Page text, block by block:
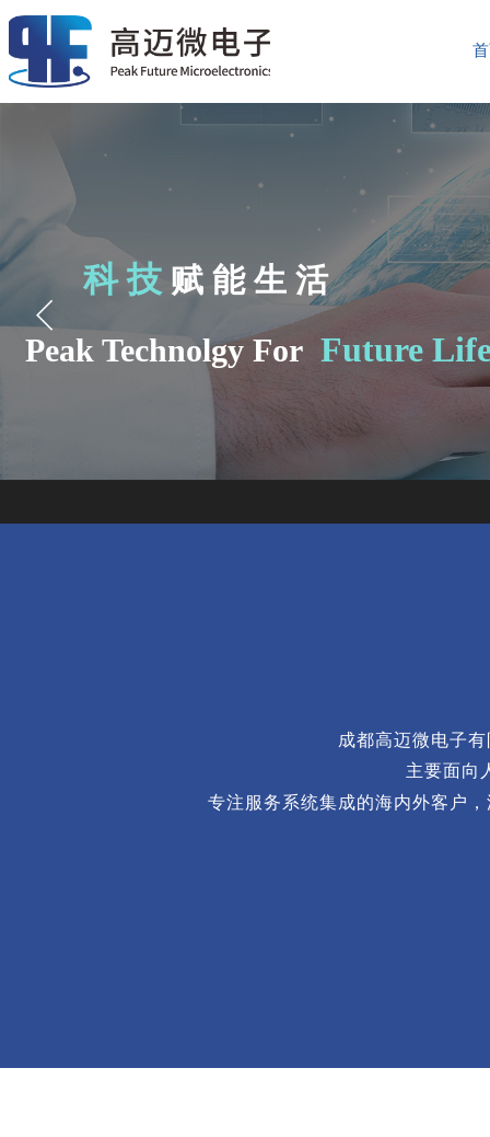
新一代指纹技术
科技 赋能生活
Peak Technolgy For Future
成都高迈微电子有
主要面向
专注服务系统集成的海内外客户，